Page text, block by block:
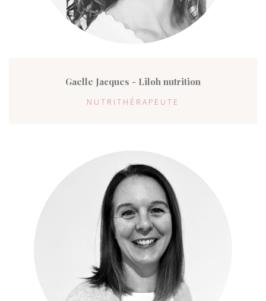
Gaelle Jacques - Liloh nutrition
NUTRITHÉRAPEUTE